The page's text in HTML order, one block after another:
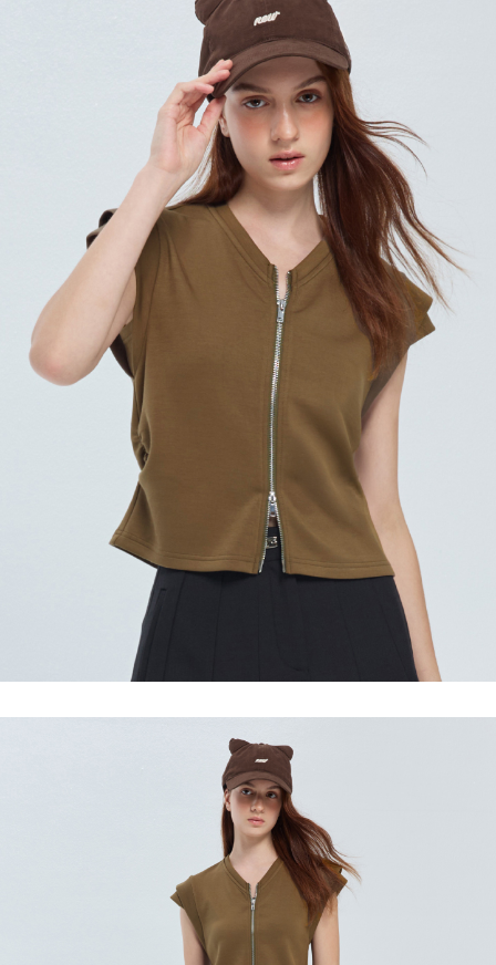
每筆NT$80，滿NT$2,000(含以上)免運費
每筆NT$120，滿NT$2,000(含以上)免運費
每筆NT$400，滿NT$2,000(含以上)免運費
付款後門市自取
國家/地區配送 查看運費